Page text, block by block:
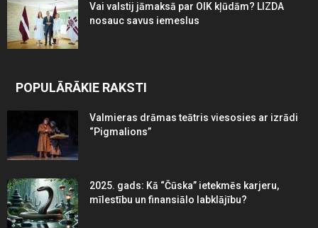
Vai valstij jāmaksā par OIK kļūdām? LIZDA
nosauc savus iemeslus
POPULĀRĀKIE RAKSTI
Valmieras drāmas teātris viesosies ar izrādi
“Pigmalions”
2025. gads: Kā “Čūska” ietekmēs karjeru,
mīlestību un finansiālo labklājību?